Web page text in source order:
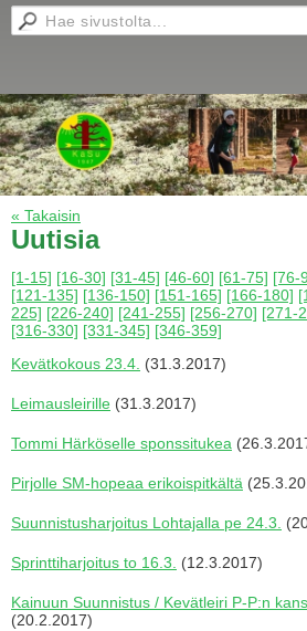
« Takaisin
Uutisia
[1-15] [16-30] [31-45] [46-60] [61-75] [76-
[121-135] [136-150] [151-165] [166-180]
225] [226-240] [241-255] [256-270] [271-
[316-330] [331-345] [346-359]
Kevätkokous 23.4. (31.3.2017)
Leimausleirille (31.3.2017)
Tommi Härköselle sponssitukea
Pirjolle SM-hopeaa erikoispitkältä
Suunnistusharjoitus Lohtajalla pe 24.3.
Sprinttiharjoitus to 16.3. (12.3.2017)
Kainuun Suunnistus / Kevätleiri P-P:n
(20.2.2017)